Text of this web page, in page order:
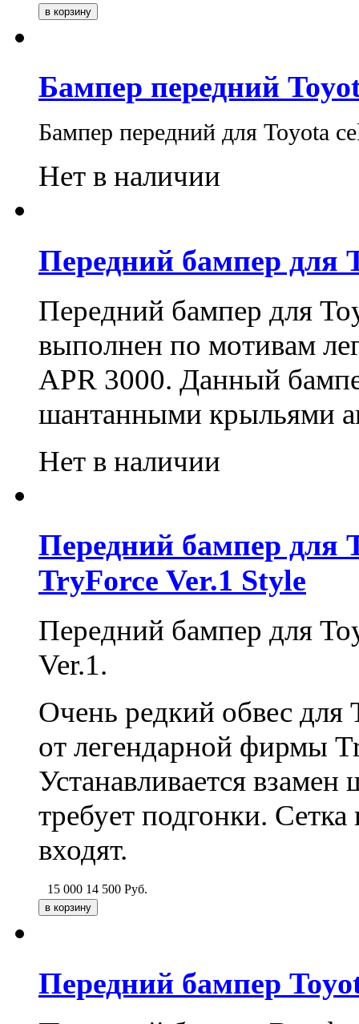
Бампер передний
Бампер передний для Toyota
Нет в наличии
Передний бампер для
Передний бампер для
выполнен по мотивам
APR 3000. Данный
шантанными крыльями
Нет в наличии
Передний бампер для
TryForce Ver.1 Style
Передний бампер для
Ver.1.
Очень редкий обвес
от легендарной фирмы
Устанавливается
требует подгонки.
входят.
15 000 14 500 Руб.
Передний бампер